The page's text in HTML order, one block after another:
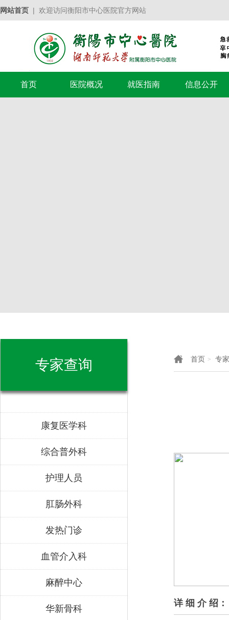
网站首页 | 欢迎访问衡阳市中心医院官方网站
首页 医院概况 就医指南 信息公开
专家查询
康复医学科
综合普外科
护理人员
肛肠外科
发热门诊
血管介入科
麻醉中心
华新骨科
首页 > 专
详 细 介 绍：